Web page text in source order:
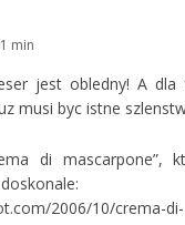
min
jest obledny! A dla
musi byc istne
di mascarpone”,
2006/10/crema-di-